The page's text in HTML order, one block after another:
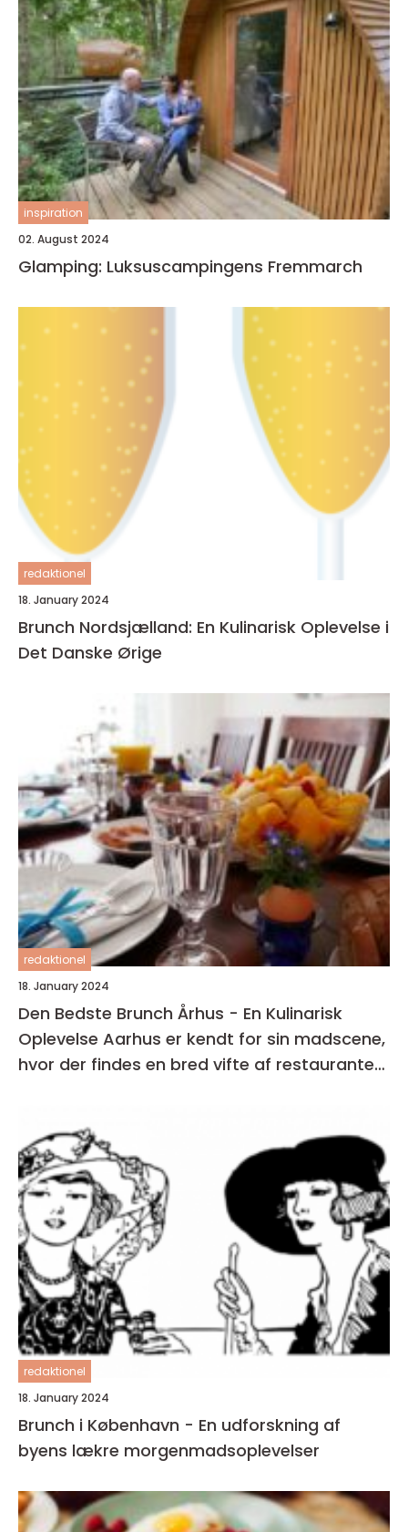
inspiration
02. August 2024
Glamping: Luksuscampingens Fremmarch
redaktionel
18. January 2024
Brunch Nordsjælland: En Kulinarisk Oplevelse i
Det Danske Ørige
redaktionel
18. January 2024
Den Bedste Brunch Århus - En Kulinarisk
Oplevelse Aarhus er kendt for sin madscene,
hvor der findes en bred vifte af restauranter,
redaktionel
18. January 2024
Brunch i København - En udforskning af
byens lækre morgenmadsoplevelser